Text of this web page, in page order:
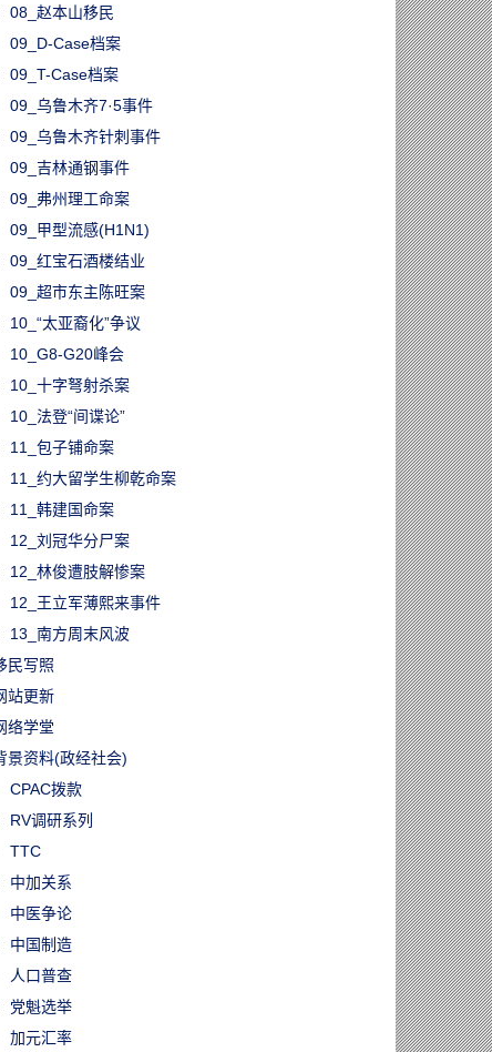
08_赵本山移民
09_D-Case档案
09_T-Case档案
09_乌鲁木齐7·5事件
09_乌鲁木齐针刺事件
09_吉林通钢事件
09_弗州理工命案
09_甲型流感(H1N1)
09_红宝石酒楼结业
09_超市东主陈旺案
10_“太亚裔化”争议
10_G8-G20峰会
10_十字弩射杀案
10_法登“间谍论”
11_包子铺命案
11_约大留学生柳乾命案
11_韩建国命案
12_刘冠华分尸案
12_林俊遭肢解惨案
12_王立军薄熙来事件
13_南方周末风波
民写照
站更新
络学堂
景资料(政经社会)
CPAC拨款
RV调研系列
TTC
中加关系
中医争论
中国制造
人口普查
党魁选举
加元汇率